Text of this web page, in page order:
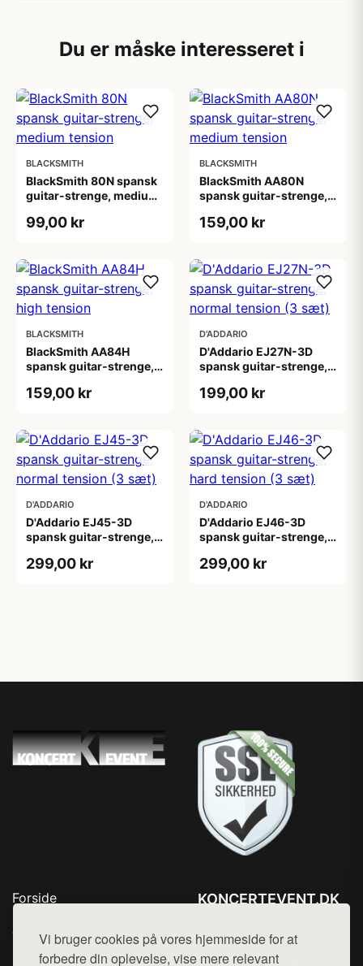
Vi bruger cookies på vores hjemmeside for at
forbedre din oplevelse, vise mere relevant
Du er måske interesseret i
BLACKSMITH
BlackSmith 80N spansk
guitar-strenge, medium
99,00 kr
BLACKSMITH
BlackSmith AA80N
spansk guitar-strenge,
159,00 kr
BLACKSMITH
BlackSmith AA84H
spansk guitar-strenge,
159,00 kr
D'ADDARIO
D'Addario EJ27N-3D
spansk guitar-strenge,
199,00 kr
D'ADDARIO
D'Addario EJ45-3D
spansk guitar-strenge,
299,00 kr
D'ADDARIO
D'Addario EJ46-3D
spansk guitar-strenge,
299,00 kr
Forside
Top Rabatter
Blog
KONCERTEVENT.DK
Mail: hej@want.dk